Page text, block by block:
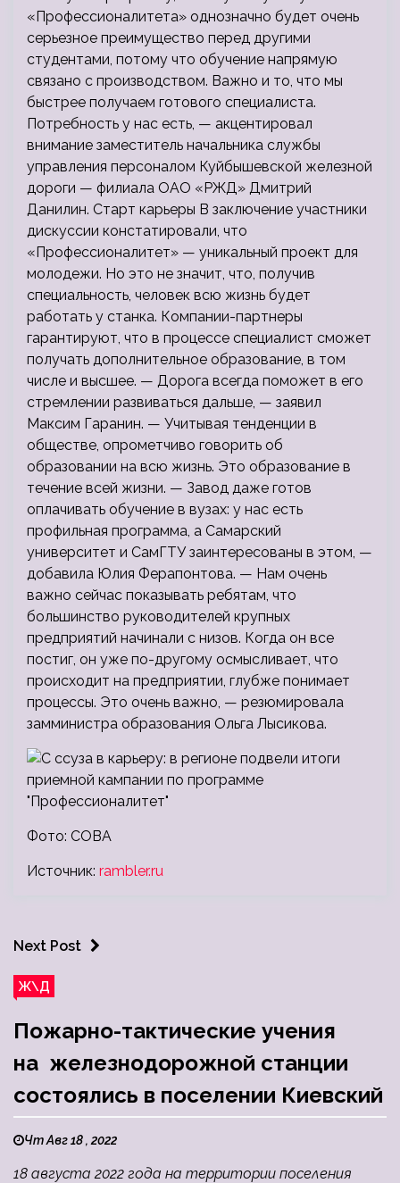
«Профессионалитета» однозначно будет очень
серьезное преимущество перед другими
студентами, потому что обучение напрямую
связано с производством. Важно и то, что мы
быстрее получаем готового специалиста.
Потребность у нас есть, — акцентировал
внимание заместитель начальника службы
управления персоналом Куйбышевской железной
дороги — филиала ОАО «РЖД» Дмитрий
Данилин. Старт карьеры В заключение участники
дискуссии констатировали, что
«Профессионалитет» — уникальный проект для
молодежи. Но это не значит, что, получив
специальность, человек всю жизнь будет
работать у станка. Компании-партнеры
гарантируют, что в процессе специалист сможет
получать дополнительное образование, в том
числе и высшее. — Дорога всегда поможет в его
стремлении развиваться дальше, — заявил
Максим Гаранин. — Учитывая тенденции в
обществе, опрометчиво говорить об
образовании на всю жизнь. Это образование в
течение всей жизни. — Завод даже готов
оплачивать обучение в вузах: у нас есть
профильная программа, а Самарский
университет и СамГТУ заинтересованы в этом, —
добавила Юлия Ферапонтова. — Нам очень
важно сейчас показывать ребятам, что
большинство руководителей крупных
предприятий начинали с низов. Когда он все
постиг, он уже по-другому осмысливает, что
происходит на предприятии, глубже понимает
процессы. Это очень важно, — резюмировала
замминистра образования Ольга Лысикова.
Фото: СОВА
Источник: rambler.ru
Next Post
Ж\Д
Пожарно-тактические учения
на железнодорожной станции
состоялись в поселении Киевский
Чт Авг 18 , 2022
18 августа 2022 года на территории поселения